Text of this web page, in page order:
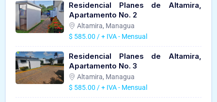
Residencial Planes de Altamira,
Apartamento No. 2
Altamira, Managua
$ 585.00 / + IVA - Mensual
Residencial Planes de Altamira,
Apartamento No. 3
Altamira, Managua
$ 585.00 / + IVA - Mensual